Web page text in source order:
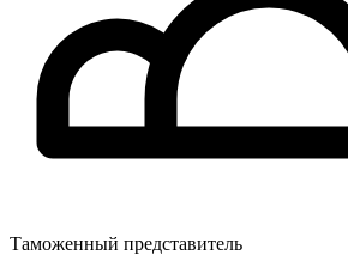
Таможенный представитель